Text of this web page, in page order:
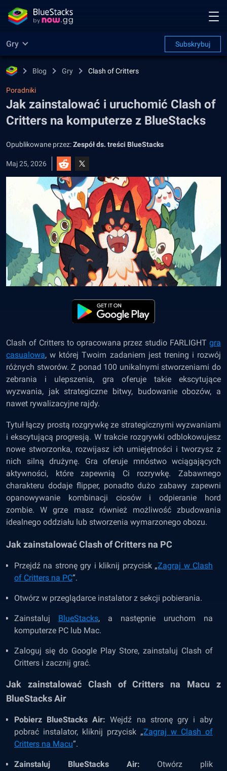
Gry Subskrybuj
Blog Gry Clash of Critters
Poradniki
Jak zainstalować i uruchomić Clash of
Critters na komputerze z BlueStacks
Opublikowane przez:Zespół ds. treści BlueStacks
Maj 25, 2026
Clash of Critters to opracowana przez studio FARLIGHT gra
casualowa, w której Twoim zadaniem jest trening i rozwój
różnych stworów. Z ponad 100 unikalnymi stworzeniami do
zebrania i ulepszenia, gra oferuje takie ekscytujące
wyzwania, jak strategiczne bitwy, budowanie obozów, a
nawet rywalizacyjne rajdy.
Tytuł łączy prostą rozgrywkę ze strategicznymi wyzwaniami
i ekscytującą progresją. W trakcie rozgrywki odblokowujesz
nowe stworzonka, rozwijasz ich umiejętności i tworzysz z
nich silną drużynę. Gra oferuje mnóstwo wciągających
aktywności, które zapewnią Ci rozrywkę. Zabawnego
charakteru dodaje flipper, ponadto dużo zabawy zapewni
opanowywanie kombinacji ciosów i odpieranie hord
zombie. W grze masz również możliwość zbudowania
idealnego oddziału lub stworzenia wymarzonego obozu.
Jak zainstalować Clash of Critters na PC
Przejdź na stronę gry i kliknij przycisk „Zagraj w Clash
of Critters na PC”.
Otwórz w przeglądarce instalator z sekcji pobierania.
Zainstaluj BlueStacks, a następnie uruchom na
komputerze PC lub Mac.
Zaloguj się do Google Play Store, zainstaluj Clash of
Critters i zacznij grać.
Jak zainstalować Clash of Critters na Macu z
BlueStacks Air
Pobierz BlueStacks Air:Wejdź na stronę gry i aby
pobrać instalator, kliknij przycisk „Zagraj w Clash of
Critters na Macu”.
Zainstaluj BlueStacks Air: Otwórz plik